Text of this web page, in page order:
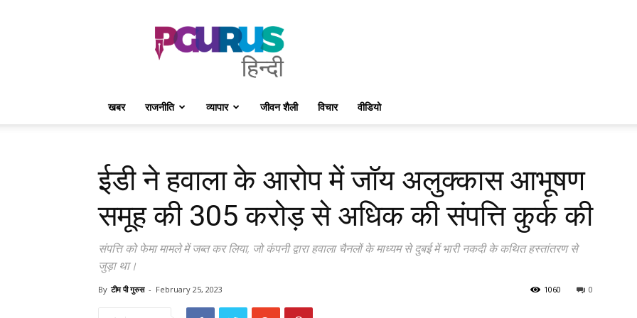
PGurus
Hindi
खबर राजनीति व्यापार जीवन शैली विचार वीडियो
ईडी ने हवाला के आरोप में जॉय अलुक्कास आभूषण
समूह की ₹305 करोड़ से अधिक की संपत्ति कुर्क की
संपत्ति को फेमा मामले में जब्त कर लिया, जो कंपनी द्वारा हवाला चैनलों के माध्यम से दुबई में भारी नकदी के कथित हस्तांतरण से
जुड़ा था।
By टीम पी गुरुस - February 25, 2023 0
1060